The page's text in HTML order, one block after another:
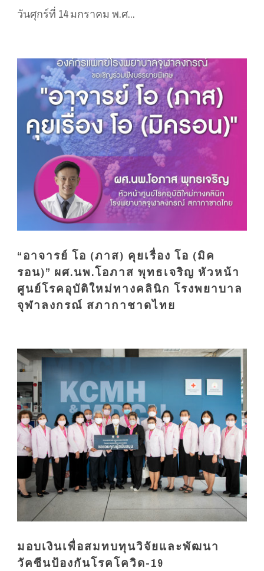
วันศุกร์ที่ 14 มกราคม พ.ศ...
“อาจารย์ โอ (ภาส) คุยเรื่อง โอ (มิค
รอน)” ผศ.นพ.โอภาส พุทธเจริญ หัวหน้า
ศูนย์โรคอุบัติใหม่ทางคลินิก โรงพยาบาล
จุฬาลงกรณ์ สภากาชาดไทย
มอบเงินเพื่อสมทบทุนวิจัยและพัฒนา
วัคซีนป้องกันโรคโควิด-19